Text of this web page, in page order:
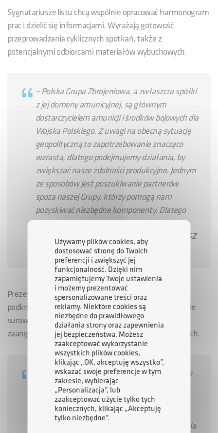
Sygnatariusze listu chcą wspólnie opracować harmonogram
prac i dzielić się informacjami. Wyrażają gotowość
przeprowadzania cyklicznych spotkań, także z
potencjalnymi odbiorcami materiałów wybuchowych.
– Polska Grupa Zbrojeniowa, a zwłaszcza spółki
z jej domeny amunicyjnej, są głównym
dostarczycielem amunicji i środków bojowych dla
Wojska Polskiego. Z uwagi na obecną sytuację
geopolityczną to zapotrzebowanie znacząco
wzrasta, dlatego podejmujemy działania, by
zwiększać nasze zdolności produkcyjne. Jednym
ze sposobów jest poszukiwanie partnerów
spoza naszej Grupy, którzy pomogą nam
pozyskiwać niezbędne komponenty. Dlatego
dziś podpisaliśmy list intencyjny z ARP S.A. i
Grupą Azoty – powiedział Członek Zarządu PGZ
S.A. Arkadiusz Bąk.
Prezes Zarządu Grupy Azoty S.A., Adam Leszkiewicz,
podkreślił, że Grupa Azoty S.A. ma potencjał w zakresie
surowców i infrastruktury technologicznej, aby
zaangażować się w produkcję materiałów wybuchowych.
– Już dziś współpracujemy z partnerami z tego
obszaru. W obecnej sytuacji Grupy chcemy
wykorzystywać najciekawsze możliwości
biznesowe, dzięki którym wzmocnimy
przychody. Współpraca w zakresie wytwarzania
Używamy plików cookies, aby
dostosować stronę do Twoich
preferencji i zwiększyć jej
funkcjonalność. Dzięki nim
zapamiętujemy Twoje ustawienia
i możemy prezentować
spersonalizowane treści oraz
reklamy. Niektóre cookies są
niezbędne do prawidłowego
działania strony oraz zapewnienia
jej bezpieczeństwa. Możesz
zaakceptować wykorzystanie
wszystkich plików cookies,
klikając „OK, akceptuję wszystko”,
wskazać swoje preferencje w tym
zakresie, wybierając
„Personalizacja”, lub
zaakceptować użycie tylko tych
koniecznych, klikając „Akceptuję
tylko niezbędne”.